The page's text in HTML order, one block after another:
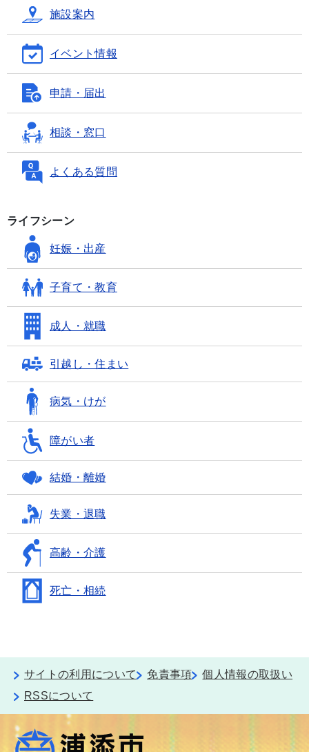
施設案内
イベント情報
申請・届出
相談・窓口
よくある質問
ライフシーン
妊娠・出産
子育て・教育
成人・就職
引越し・住まい
病気・けが
障がい者
結婚・離婚
失業・退職
高齢・介護
死亡・相続
サイトの利用について 免責事項
個人情報の取扱い
RSSについて